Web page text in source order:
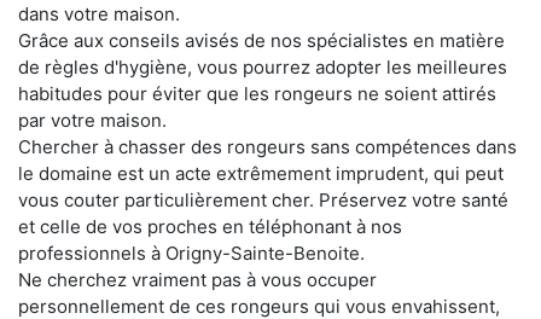
dans votre maison.
Grâce aux conseils avisés de nos spécialistes en matière
de règles d'hygiène, vous pourrez adopter les meilleures
habitudes pour éviter que les rongeurs ne soient attirés
par votre maison.
Chercher à chasser des rongeurs sans compétences dans
le domaine est un acte extrêmement imprudent, qui peut
vous couter particulièrement cher. Préservez votre santé
et celle de vos proches en téléphonant à nos
professionnels à Origny-Sainte-Benoite.
Ne cherchez vraiment pas à vous occuper
personnellement de ces rongeurs qui vous envahissent,